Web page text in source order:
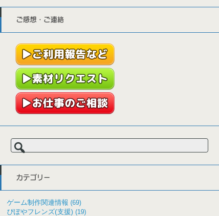
ご感想・ご連絡
検
索:
カテゴリー
ゲーム制作関連情報 (69)
ぴぽやフレンズ(支援) (19)